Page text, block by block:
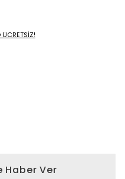
ÜCRETSİZ!
Haber Ver